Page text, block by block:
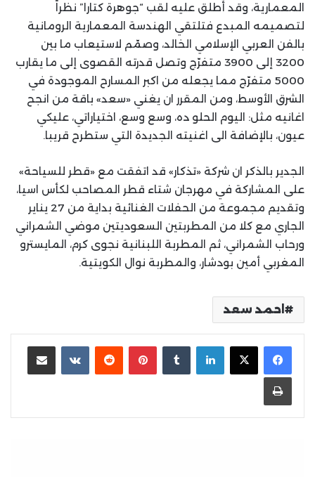
المعمارية، وقد أُطلق عليه لقب “جوهرة كتارا” نظراً
لتصميمه المبدع فتلتقي الهندسة المعمارية الرومانية
بالفن العربي الإسلامي الخالد، وصمّم لاستيعاب ما بين
3200 إلى 3900 متفرّج وتصل قدرته القصوى إلى ما يقارب
5000 متفرّج مما يجعله من اكبر المسارح الموجودة في
الشرق الأوسط، ومن المقرر ان يغني «سعد» باقة من انجح
اغانيه مثل: اليوم الحلو ده، وسع وسع، اختياراتي، عليكي
عيون، بالإضافة الى اغنيته الجديدة التي ستطرح قريبا.
الجدير بالذكر ان شركة «تذكار» قد اتفقت مع «قطر للسياحة»
على المشاركة في مهرجان شتاء قطر المصاحب لكأس اسيا،
وتقديم مجموعة من الحفلات الغنائية بداية من 27 يناير
الجاري مع كلا من المطربتين السعوديتين موضي الشمراني
ورحاب الشمراني، ثم المطربة اللبنانية نجوى كرم، المايسترو
المغربي أمين بودشار، والمطربة نوال الكويتية.
احمد سعد
لينكدإن بينتيريست مشاركة عبر البريد
طباعة